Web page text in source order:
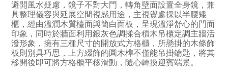
避開風水疑慮，鏡子不對大門，轉角壁面設置全身鏡，兼
具整理儀容與延展空間視感用途，主視覺處採以半腰矮
櫃，經由溫潤木質檯面與簡白面板，呈現溫淨舒心的門面
印象，同時於牆面利用銀灰色調揉合積木吊櫃定調主牆活
潑形象，擁有三種尺寸的開放式方格櫃，所懸掛的木條飾
板則別具巧思，上方綴飾的圓木榫不僅能吊掛鑰匙，將其
移開後即可將方格櫃平移滑動，隨心轉換迎賓端景。